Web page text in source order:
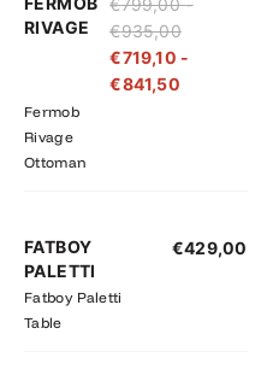
RIVAGE
Fermob
Rivage
Ottoman
€799,00 -
€935,00
€799,00
tot
€935,00
€719,10 -
€841,50
€719,10
tot
€841,50
FATBOY
PALETTI
Fatboy Paletti
Table
€429,00